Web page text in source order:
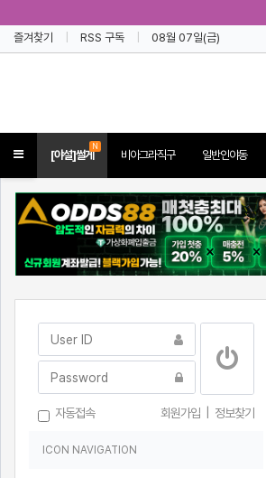
즐겨찾기
RSS 구독 08월 07일(금)
Toggle[야설]썰게
N
비아그라직구 일반인야동
자동접속 회원가입 정보찾기
ICON NAVIGATION